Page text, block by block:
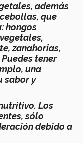
además
que
hongos
zanahorias,
Puedes tener
una
sabor y
Los
sólo
debido a